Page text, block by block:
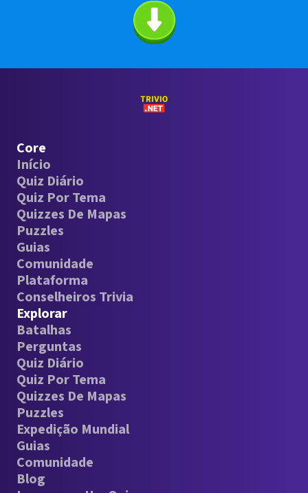
Core
Início
Quiz Diário
Quiz Por Tema
Quizzes De Mapas
Puzzles
Guias
Comunidade
Plataforma
Conselheiros Trivia
Explorar
Batalhas
Perguntas
Quiz Diário
Quiz Por Tema
Quizzes De Mapas
Puzzles
Expedição Mundial
Guias
Comunidade
Blog